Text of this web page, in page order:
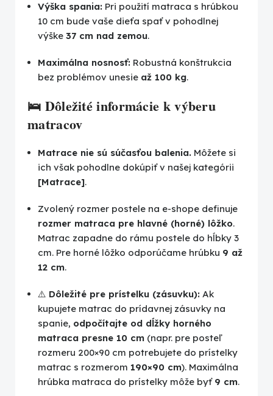
Výška spania: Pri použití matraca s hrúbkou
10 cm bude vaše dieťa spať v pohodlnej
výške 37 cm nad zemou.
Maximálna nosnosť: Robustná konštrukcia
bez problémov unesie až 100 kg.
🛌 Dôležité informácie k výberu
matracov
Matrace nie sú súčasťou balenia. Môžete si
ich však pohodlne dokúpiť v našej kategórii
[Matrace].
Zvolený rozmer postele na e-shope definuje
rozmer matraca pre hlavné (horné) lôžko.
Matrac zapadne do rámu postele do hĺbky 3
cm. Pre horné lôžko odporúčame hrúbku 9 až
12 cm.
⚠️ Dôležité pre prístelku (zásuvku): Ak
kupujete matrac do prídavnej zásuvky na
spanie, odpočítajte od dĺžky horného
matraca presne 10 cm (napr. pre posteľ
rozmeru 200×90 cm potrebujete do prístelky
matrac s rozmerom 190×90 cm). Maximálna
hrúbka matraca do prístelky môže byť 9 cm.